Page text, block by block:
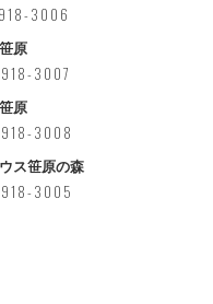
3006
原
3007
原
3008
ス笹原の森
3005